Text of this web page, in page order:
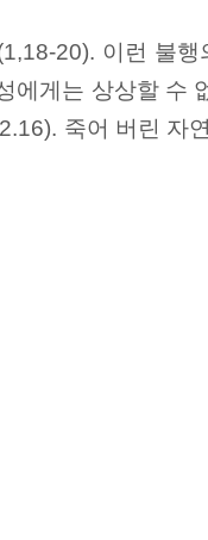
20). 이런 불
게는 상상할 수
죽어 버린 자